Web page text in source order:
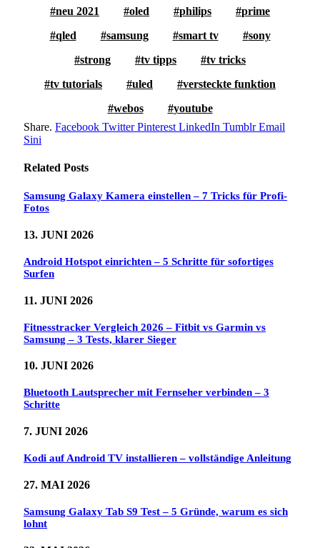
neu 2021
oled philips
prime
qled
samsung smart tv
sony
strong
tv tipps
tv tricks
tv tutorials
uled
versteckte funktion
webos
youtube
Share. Facebook Twitter Pinterest LinkedIn Tumblr Email
Sini
Related Posts
Samsung Galaxy Kamera einstellen – 7 Tricks für Profi-
Fotos
13. JUNI 2026
Android Hotspot einrichten – 5 Schritte für sofortiges
Surfen
11. JUNI 2026
Fitnesstracker Vergleich 2026 – Fitbit vs Garmin vs
Samsung – 3 Tests, klarer Sieger
10. JUNI 2026
Bluetooth Lautsprecher mit Fernseher verbinden – 3
Schritte
7. JUNI 2026
Kodi auf Android TV installieren – vollständige Anleitung
27. MAI 2026
Samsung Galaxy Tab S9 Test – 5 Gründe, warum es sich
lohnt